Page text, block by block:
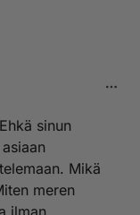
sinun
Mikä
meren
ilman